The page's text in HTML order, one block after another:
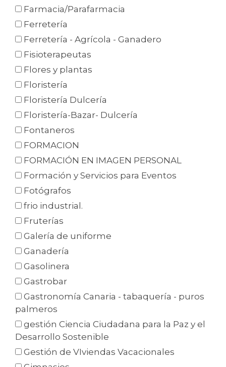
Farmacia/Parafarmacia
Ferretería
Ferretería - Agrícola - Ganadero
Fisioterapeutas
Flores y plantas
Floristería
Floristería Dulcería
Floristería-Bazar- Dulcería
Fontaneros
FORMACION
FORMACIÓN EN IMAGEN PERSONAL
Formación y Servicios para Eventos
Fotógrafos
frio industrial.
Fruterías
Galería de uniforme
Ganadería
Gasolinera
Gastrobar
Gastronomía Canaria - tabaquería - puros
palmeros
gestión Ciencia Ciudadana para la Paz y el
Desarrollo Sostenible
Gestión de VIviendas Vacacionales